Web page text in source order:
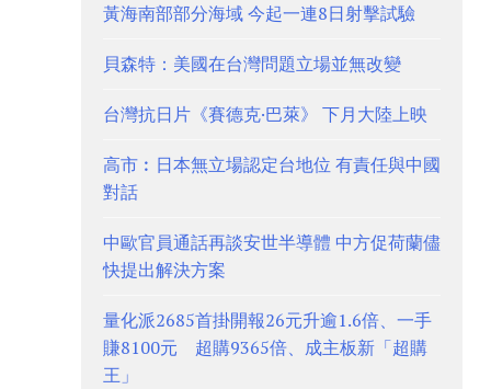
黃海南部部分海域 今起一連8日射擊試驗
貝森特：美國在台灣問題立場並無改變
台灣抗日片《賽德克·巴萊》 下月大陸上映
高市︰日本無立場認定台地位 有責任與中國
對話
中歐官員通話再談安世半導體 中方促荷蘭儘
快提出解決方案
量化派2685首掛開報26元升逾1.6倍、一手
賺8100元 超購9365倍、成主板新「超購
王」